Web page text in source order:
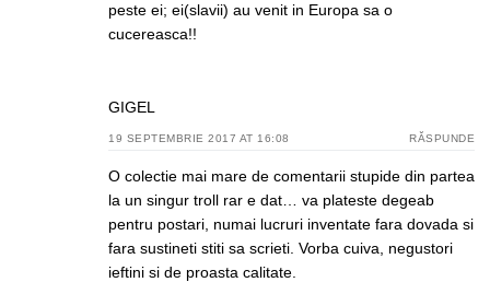
peste ei; ei(slavii) au venit in Europa sa o
cucereasca!!
GIGEL
19 SEPTEMBRIE 2017 AT 16:08 RĂSPUNDE
O colectie mai mare de comentarii stupide din partea
la un singur troll rar e dat… va plateste degeab
pentru postari, numai lucruri inventate fara dovada si
fara sustineti stiti sa scrieti. Vorba cuiva, negustori
ieftini si de proasta calitate.